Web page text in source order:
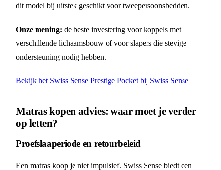
dit model bij uitstek geschikt voor tweepersoonsbedden.
Onze mening: de beste investering voor koppels met
verschillende lichaamsbouw of voor slapers die stevige
ondersteuning nodig hebben.
Bekijk het Swiss Sense Prestige Pocket bij Swiss Sense
Matras kopen advies: waar moet je verder
op letten?
Proefslaaperiode en retourbeleid
Een matras koop je niet impulsief. Swiss Sense biedt een